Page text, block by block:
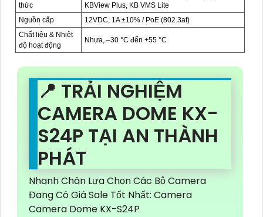
thức
KBView Plus, KB VMS Lite
Nguồn cấp
12VDC, 1A ±10% / PoE (802.3af)
Chất liệu & Nhiệt
độ hoạt động
Nhựa, –30 °C đến +55 °C
📍 TRẢI NGHIỆM
CAMERA DOME KX-
S24P TẠI AN THÀNH
PHÁT
Nhanh Chân Lựa Chọn Các Bộ Camera
Đang Có Giá Sale Tốt Nhất: Camera
Camera Dome KX-S24P